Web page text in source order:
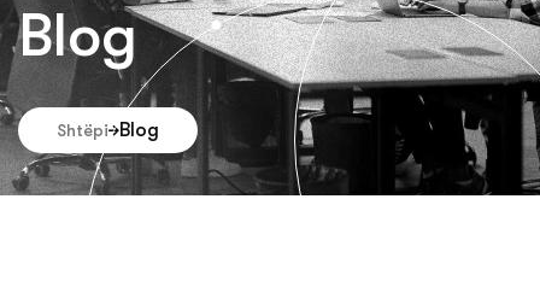
Blog
Shtëpi Blog